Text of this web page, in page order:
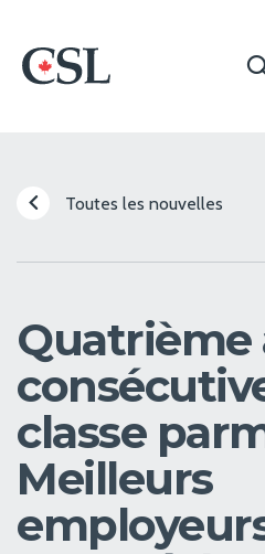
CSL
Toutes les nouvelles
Quatrième
classe
Meilleurs